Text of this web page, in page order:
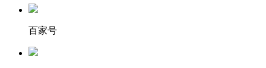
百家号